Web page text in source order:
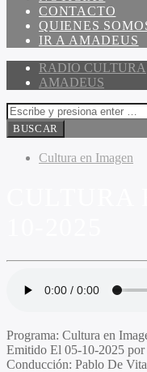
CONTACTO
QUIENES
IR A AMADEUS
RADIO CULTURA
AMADEUS
Cultura en Imagen
Programa: Cultura en
Emitido El 05-10-2025
Conducción: Pablo De Vita